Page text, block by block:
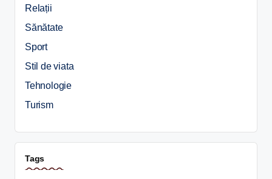
Relații
Sănătate
Sport
Stil de viata
Tehnologie
Turism
Tags